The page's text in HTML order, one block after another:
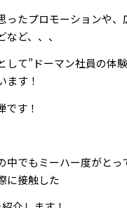
ったプロモーションや、
ど、、、
して”ドーマン社員の体
ます！
です！
中でもミーハー度がとっ
に接触した